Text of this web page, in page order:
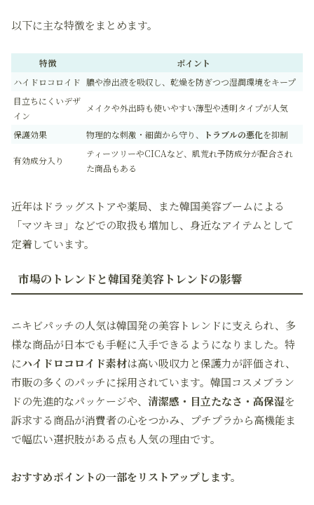
以下に主な特徴をまとめます。
特徴
ポイント
ハイドロコロイド 膿や滲出液を吸収し、乾燥を防ぎつつ湿潤環境をキープ
目立ちにくいデザ
イン
メイクや外出時も使いやすい薄型や透明タイプが人気
保護効果 物理的な刺激・細菌から守り、 トラブルの悪化を抑制
有効成分入り
ティーツリーやCICAなど、肌荒れ予防成分が配合され
た商品もある
近年はドラッグストアや薬局、また韓国美容ブームによる
「マツキヨ」などでの取扱も増加し、身近なアイテムとして
定着しています。
市場のトレンドと韓国発美容トレンドの影響
ニキビパッチの人気は韓国発の美容トレンドに支えられ、多
様な商品が日本でも手軽に入手できるようになりました。特
にハイドロコロイド素材は高い吸収力と保護力が評価され、
市販の多くのパッチに採用されています。韓国コスメブラン
ドの先進的なパッケージや、 清潔感・目立たなさ・高保湿を
訴求する商品が消費者の心をつかみ、プチプラから高機能ま
で幅広い選択肢がある点も人気の理由です。
おすすめポイントの一部をリストアップします。